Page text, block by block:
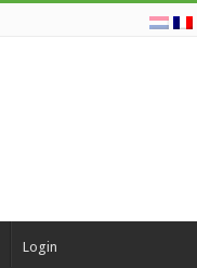
Login